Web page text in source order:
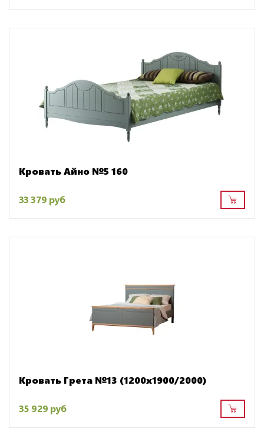
Кровать Айно №5 160
33 379 руб
Кровать Грета №13 (1200х1900/2000)
35 929 руб